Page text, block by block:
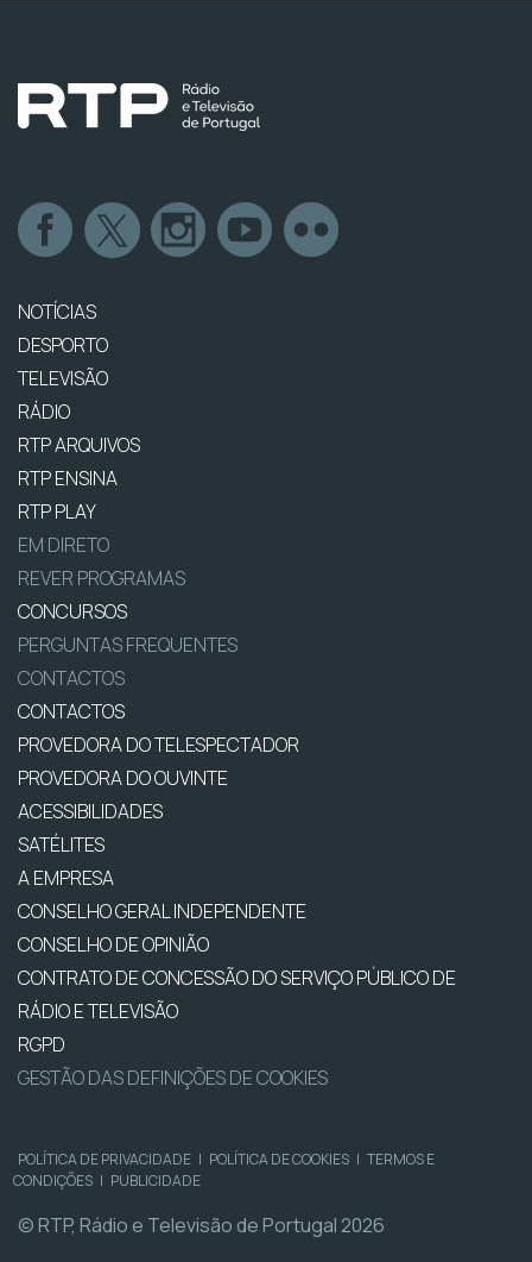
NOTÍCIAS
DESPORTO
TELEVISÃO
RÁDIO
RTP ARQUIVOS
RTP ENSINA
RTP PLAY
EM DIRETO
REVER PROGRAMAS
CONCURSOS
PERGUNTAS FREQUENTES
CONTACTOS
CONTACTOS
PROVEDORA DO TELESPECTADOR
PROVEDORA DO OUVINTE
ACESSIBILIDADES
SATÉLITES
A EMPRESA
CONSELHO GERAL INDEPENDENTE
CONSELHO DE OPINIÃO
CONTRATO DE CONCESSÃO DO SERVIÇO PÚBLICO DE
RÁDIO E TELEVISÃO
RGPD
GESTÃO DAS DEFINIÇÕES DE COOKIES
POLÍTICA DE PRIVACIDADE | POLÍTICA DE COOKIES | TERMOS E
CONDIÇÕES | PUBLICIDADE
© RTP, Rádio e Televisão de Portugal 2026